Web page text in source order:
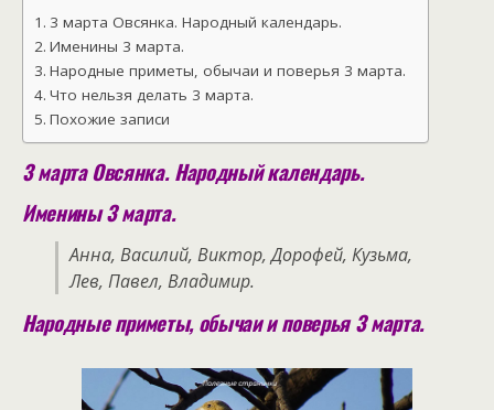
3 марта Овсянка. Народный календарь.
Именины 3 марта.
Народные приметы, обычаи и поверья 3 марта.
Что нельзя делать 3 марта.
Похожие записи
3 марта Овсянка. Народный календарь.
Именины 3 марта.
Анна, Василий, Виктор, Дорофей, Кузьма,
Лев, Павел, Владимир.
Народные приметы, обычаи и поверья 3 марта.